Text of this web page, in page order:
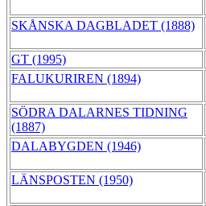
SKÅNSKA DAGBLADET (1888)
GT (1995)
FALUKURIREN (1894)
SÖDRA DALARNES TIDNING
(1887)
DALABYGDEN (1946)
LÄNSPOSTEN (1950)